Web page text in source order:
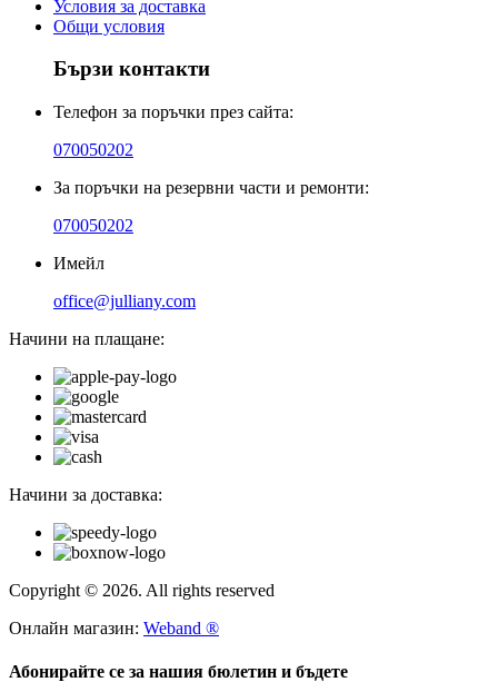
Условия за доставка
Общи условия
Бързи контакти
Телефон за поръчки през сайта:
070050202
За поръчки на резервни части и ремонти:
070050202
Имейл
office@julliany.com
Начини на плащане:
Начини за доставка:
Copyright © 2026. All rights reserved
Онлайн магазин: Weband ®
Абонирайте се за нашия бюлетин и бъдете